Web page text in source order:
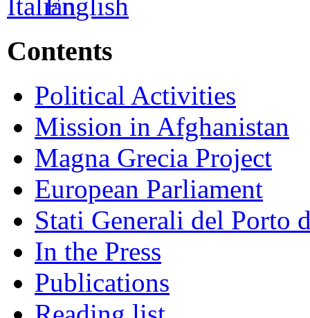
Contents
Political Activities
Mission in Afghanistan
Magna Grecia Project
European Parliament
Stati Generali del Porto
In the Press
Publications